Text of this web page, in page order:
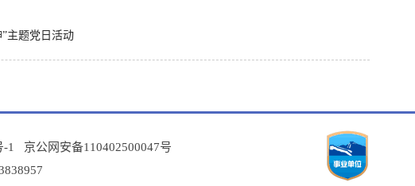
主题党日活动
-1 京公网安备110402500047号